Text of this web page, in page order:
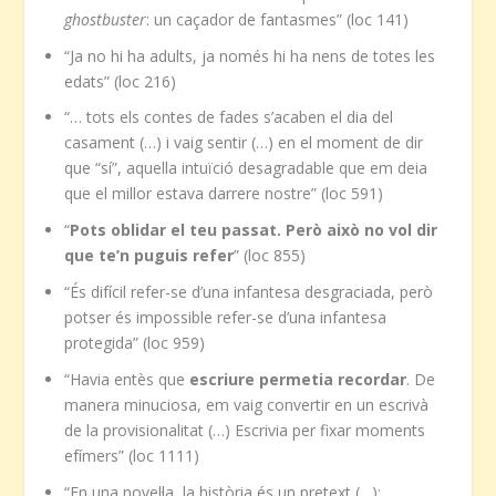
ghostbuster: un caçador de fantasmes” (loc 141)
“Ja no hi ha adults, ja només hi ha nens de totes les
edats” (loc 216)
“… tots els contes de fades s’acaben el dia del
casament (…) i vaig sentir (…) en el moment de dir
que “sí”, aquella intuïció desagradable que em deia
que el millor estava darrere nostre” (loc 591)
“Pots oblidar el teu passat. Però això no vol dir
que te’n puguis refer” (loc 855)
“És difícil refer-se d’una infantesa desgraciada, però
potser és impossible refer-se d’una infantesa
protegida” (loc 959)
“Havia entès que escriure permetia recordar. De
manera minuciosa, em vaig convertir en un escrivà
de la provisionalitat (…) Escrivia per fixar moments
efímers” (loc 1111)
“En una novel·la, la història és un pretext (…);